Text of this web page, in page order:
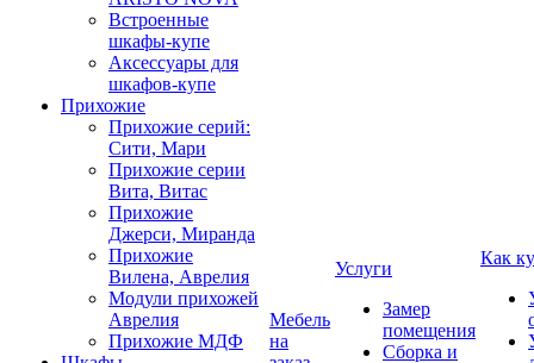
Встроенные
шкафы-купе
Аксессуары для
шкафов-купе
Прихожие
Прихожие серий:
Сити, Мари
Прихожие серии
Вита, Витас
Прихожие
Джерси, Миранда
Прихожие
Вилена, Аврелия
Модули прихожей
Аврелия
Прихожие МДФ
Мебель
на
Услуги
Замер
помещения
Сборка и
Как